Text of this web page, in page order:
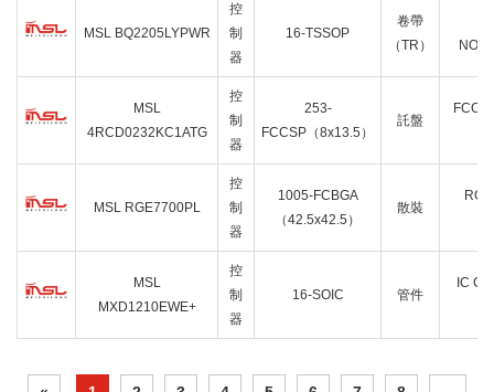
MSL BQ2205LYPWR
控
制
器
16-TSSOP
卷帶
（TR）
MSL
4RCD0232KC1ATG
控
制
器
253-
FCCSP（8x13.5）
託盤
MSL RGE7700PL
控
制
器
1005-FCBGA
（42.5x42.5）
散裝
MSL
MXD1210EWE+
控
制
器
16-SOIC 管件
IC